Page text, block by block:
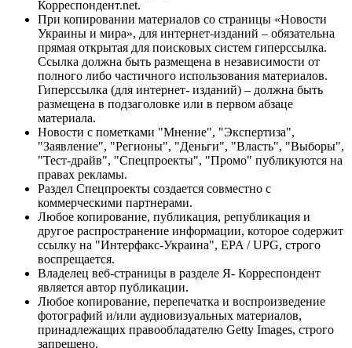
Корреспондент.net.
При копировании материалов со страницы «Новости
Украины и мира», для интернет-изданий – обязательна
прямая открытая для поисковых систем гиперссылка.
Ссылка должна быть размещена в независимости от
полного либо частичного использования материалов.
Гиперссылка (для интернет- изданий) – должна быть
размещена в подзаголовке или в первом абзаце
материала.
Новости с пометками "Мнение", "Экспертиза",
"Заявление", "Регионы", "Деньги", "Власть", "Выборы",
"Тест-драйв", "Спецпроекты", "Промо" публикуются на
правах рекламы.
Раздел Спецпроекты создается совместно с
коммерческими партнерами.
Любое копирование, публикация, републикация и
другое распространение информации, которое содержит
ссылку на "Интерфакс-Украина", EPA / UPG, строго
воспрещается.
Владелец веб-страницы в разделе Я- Корреспондент
является автор публикации.
Любое копирование, перепечатка и воспроизведение
фотографий и/или аудиовизуальных материалов,
принадлежащих правообладателю Getty Images, строго
запрещено.